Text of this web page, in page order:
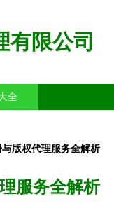
有限公司
全
版权代理服务全解析
服务全解析